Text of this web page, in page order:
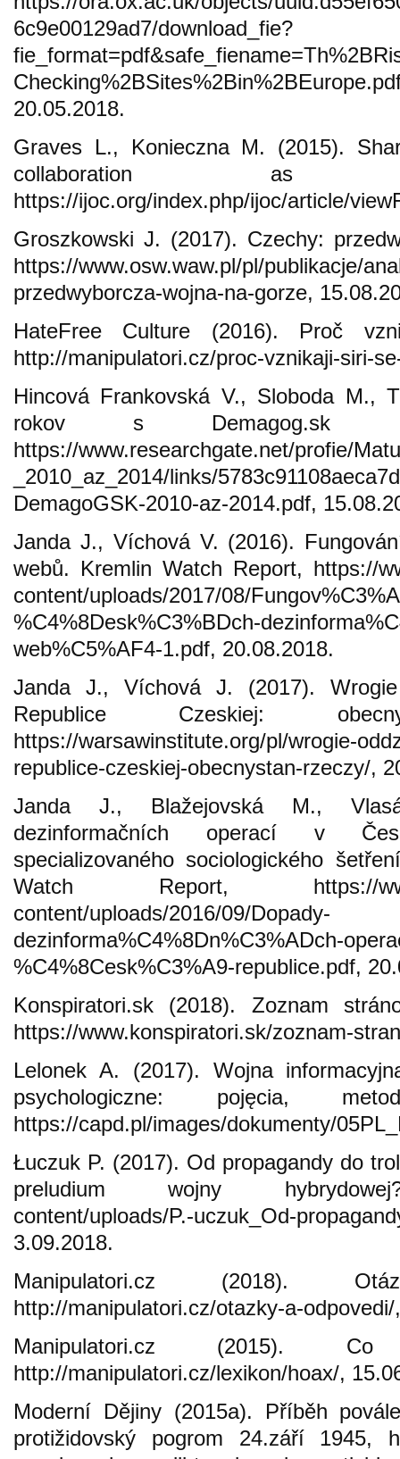
6c9e00129ad7/download_fie?
20.05.2018.
Graves L., Konieczna M. (2015).
collaboration
https://ijoc.org/index.php/ijoc/article/
Groszkowski J. (2017). Czechy:
https://www.osw.waw.pl/pl/publikacje/
przedwyborcza-wojna-na-gorze,
HateFree Culture (2016). Proč
http://manipulatori.cz/proc-vznikaji-siri-
Hincová Frankovská V., Sloboda M.,
rokov s Demagog.sk
https://www.researchgate.net/profie/
_2010_az_2014/links/
DemagoGSK-2010-az-2014.pdf,
Janda J., Víchová V. (2016).
webů. Kremlin Watch Report, https://
content/uploads/2017/08/
%C4%8Desk%C3%BDch-
web%C5%AF4-1.pdf, 20.08.2018.
Janda J., Víchová J. (2017). Wrogie
Republice Czeskiej:
https://warsawinstitute.org/pl/wrogie-
republice-czeskiej-obecnystan-rzeczy/,
Janda J., Blažejovská M.,
dezinformačních operací v
specializovaného sociologického
Watch Report, https://
content/uploads/2016/09/Dopady-
dezinforma%C4%8Dn%C3%ADch-
%C4%8Cesk%C3%A9-republice.pdf,
Konspiratori.sk (2018). Zoznam
https://www.konspiratori.sk/zoznam-
Lelonek A. (2017). Wojna
psychologiczne: pojęcia,
https://capd.pl/images/dokumenty/
Łuczuk P. (2017). Od propagandy do
preludium wojny
content/uploads/P.-uczuk_Od-
3.09.2018.
Manipulatori.cz (2018).
http://manipulatori.cz/otazky-a-
Manipulatori.cz
http://manipulatori.cz/lexikon/hoax/,
Moderní Dějiny (2015a). Příběh
protižidovský pogrom 24.září 1945,